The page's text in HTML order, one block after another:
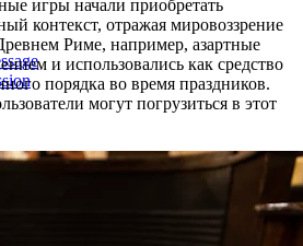
игры начали приобретать
контекст, отражая мировоззрение
Риме, например, азартные
и использовались как средство
порядка во время праздников.
могут погрузиться в этот